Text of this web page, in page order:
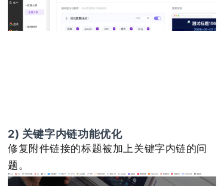
2) 关键字内链功能优化
修复附件链接的标题被加上关键字内链的问
题。